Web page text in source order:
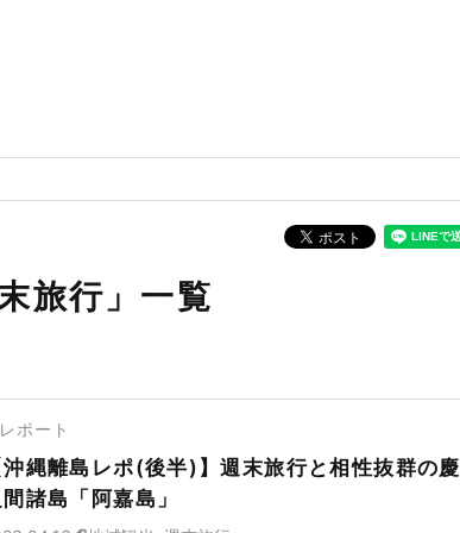
旅行」一覧
ポート
縄離島レポ(後半)】週末旅行と相性抜群の慶
諸島「阿嘉島」